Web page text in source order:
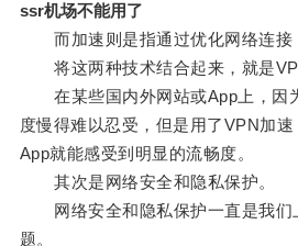
ssr机场不能用了
而加速则是指通过优化网络连接
将这两种技术结合起来，就是
在某些国内外网站或App上，因
度慢得难以忍受，但是用了VPN加
App就能感受到明显的流畅度。
其次是网络安全和隐私保护。
网络安全和隐私保护一直是我们
题。